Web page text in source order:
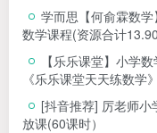
学而思【何俞霖数
数学课程(资源合计
【乐乐课堂】小学
《乐乐课堂天天练数学
[抖音推荐] 厉老师
放课(60课时）